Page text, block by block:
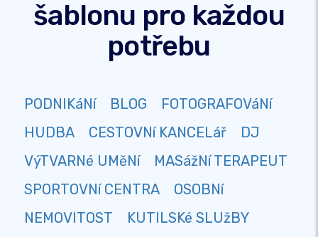
šablonu pro každou
potřebu
PODNIKáNí BLOG
FOTOGRAFOVáNí
HUDBA
CESTOVNí KANCELář
DJ
VýTVARNé UMěNí
MASážNí TERAPEUT
SPORTOVNí CENTRA
OSOBNí
NEMOVITOST
KUTILSKé SLUžBY